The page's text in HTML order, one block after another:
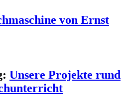
von Ernst
Unsere Projekte rund